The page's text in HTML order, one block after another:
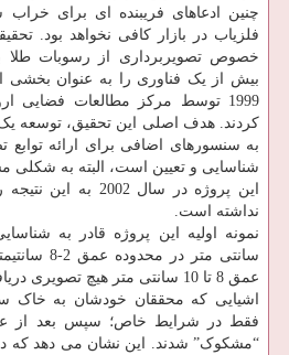
چنین ادعاهای فریبنده ای برای
فلزیاب در بازار کافی نخواهد بود.
خصوص تصویربرداری از رسوبات طلا
بیش از یک فناوری را به عنوان بخشی
1999 توسط مرکز مطالعات فضایی
کردند. هدف اصلی این تحقیق، توسعه
به سنسورهای اضافی برای ارائه توابع
شناسایی و تعیین است، البته به شکلی
این پروژه در سال
نداشته است.
سانتی متر
عمق 8 تا 10 سانتی متر هیچ تصویری دریافت نشد.
اشیایی که محققان خودشان به خاک
“مشکوک” شدند. این نشان می دهد که